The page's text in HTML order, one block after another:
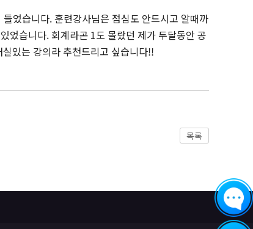
었습니다. 훈련강사님은 점심도 안드시고 알때까
었습니다. 회계라곤 1도 몰랐던 제가 두달동안 공
있는 강의라 추천드리고 싶습니다!!
목록